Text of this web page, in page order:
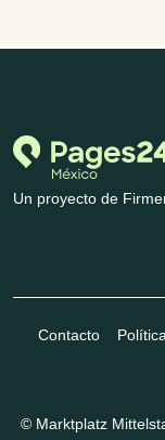
Un proyecto de
Contacto
© Marktplatz